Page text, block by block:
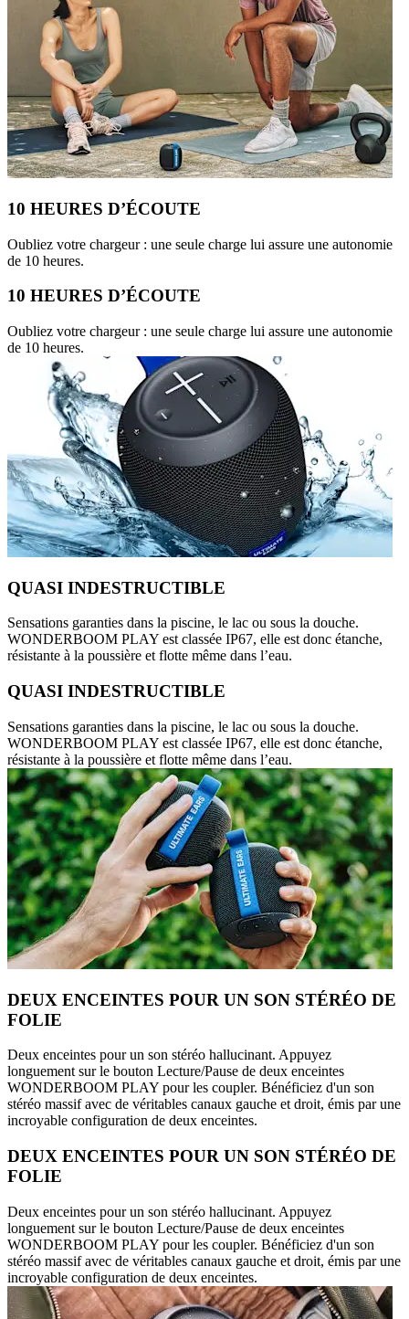
10 HEURES D’ÉCOUTE
Oubliez votre chargeur : une seule charge lui assure une autonomie
de 10 heures.
10 HEURES D’ÉCOUTE
Oubliez votre chargeur : une seule charge lui assure une autonomie
de 10 heures.
QUASI INDESTRUCTIBLE
Sensations garanties dans la piscine, le lac ou sous la douche.
WONDERBOOM PLAY est classée IP67, elle est donc étanche,
résistante à la poussière et flotte même dans l’eau.
QUASI INDESTRUCTIBLE
Sensations garanties dans la piscine, le lac ou sous la douche.
WONDERBOOM PLAY est classée IP67, elle est donc étanche,
résistante à la poussière et flotte même dans l’eau.
DEUX ENCEINTES POUR UN SON STÉRÉO DE
FOLIE
Deux enceintes pour un son stéréo hallucinant. Appuyez
longuement sur le bouton Lecture/Pause de deux enceintes
WONDERBOOM PLAY pour les coupler. Bénéficiez d'un son
stéréo massif avec de véritables canaux gauche et droit, émis par une
incroyable configuration de deux enceintes.
DEUX ENCEINTES POUR UN SON STÉRÉO DE
FOLIE
Deux enceintes pour un son stéréo hallucinant. Appuyez
longuement sur le bouton Lecture/Pause de deux enceintes
WONDERBOOM PLAY pour les coupler. Bénéficiez d'un son
stéréo massif avec de véritables canaux gauche et droit, émis par une
incroyable configuration de deux enceintes.